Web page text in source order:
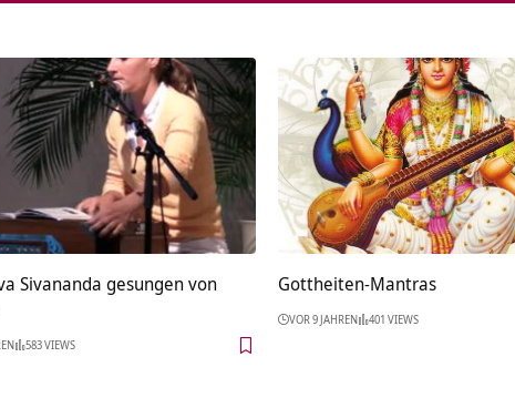
Sivananda gesungen von
583 VIEWS
Gottheiten-Mantras
VOR 9 JAHREN 401 VIEWS